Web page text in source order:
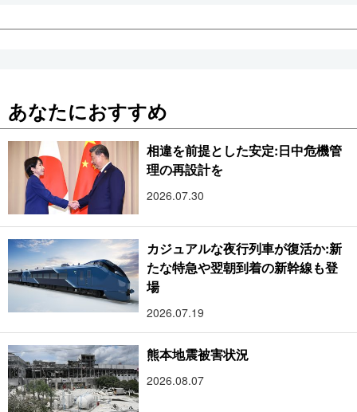
あなたにおすすめ
相違を前提とした安定:日中危機管
理の再設計を
2026.07.30
カジュアルな夜行列車が復活か:新
たな特急や翌朝到着の新幹線も登
場
2026.07.19
熊本地震被害状況
2026.08.07